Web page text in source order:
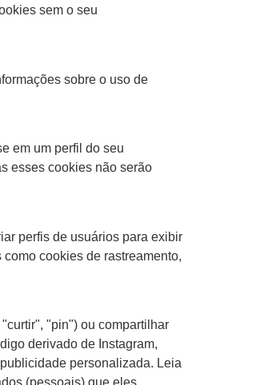
sem o seu
sobre o uso de
em um perfil do seu
esses cookies não serão
perfis de usuários para exibir
cookies de rastreamento,
"pin") ou compartilhar
derivado de Instagram,
personalizada. Leia
(pessoais) que eles